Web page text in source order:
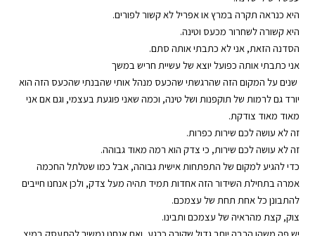
היא כנראה תקרה במרץ או אפריל לא קשור לפורים.
היא קשורה לשחרור מכעס וטינה.
הסדנה הזאת, אני לא כתבתי אותה סתם.
אני כתבתי אותה כפועל יוצא של עשיית חריש במשך
שנים על המקום הזה שהרגשתי שהכעס מנהל אותי שהבנתי שהכעס הזה הוא
יורד גם לרמות של תוקפנות ושל טינה, וכמה שאני פוגעת בעצמי, וגם אם אני
מאוד מאוד צודקת.
זה לא עושה לכם שירות כפרות.
זה לא עושה לכם שירות, כי צדק הוא רמה מאוד גבוהה.
כדי להגיע למקום של התפתחות אישית גבוהה, אבל כמו שטלתל החכמה
אמרה בתחילת השידור הזה אחדות תמיד תהיה מעל צדק, ולכן אנחנו חייבים
להתבונן כל אחת תחת של עצמכם.
צוק, קצת מהראיה של עצמכם ותבינו.